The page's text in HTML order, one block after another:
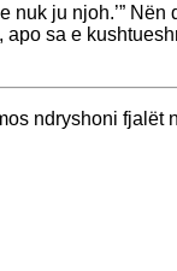
nuk ju njoh.’”
sa e
ndryshoni fjalët